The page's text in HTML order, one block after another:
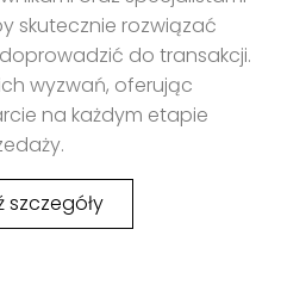
skutecznie rozwiązać
do transakcji.
wyzwań, oferując
na każdym etapie
szczegóły